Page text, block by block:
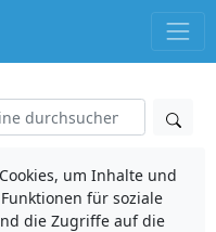
um Inhalte und
für soziale
die Zugriffe auf die